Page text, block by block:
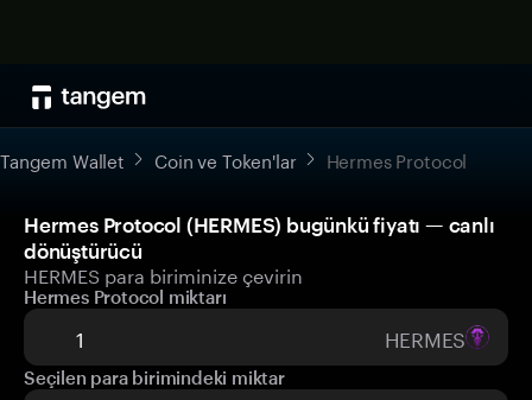
Tangem Wallet Coin ve Token'lar Hermes Protocol
Hermes Protocol (HERMES) bugünkü fiyatı — canlı
dönüştürücü
HERMES para biriminize çevirin
Hermes Protocol miktarı
HERMES
Seçilen para birimindeki miktar